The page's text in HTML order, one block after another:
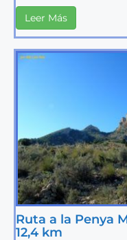
Leer Más
Ruta a la Penya
12,4 km